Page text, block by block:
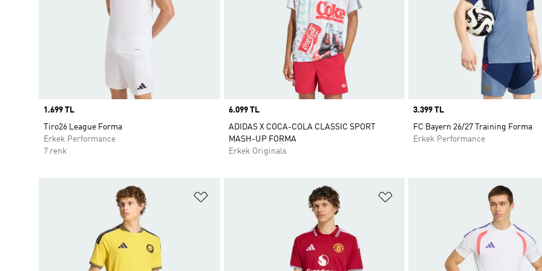
Price
1.699 TL
Tiro26 League Forma
Erkek Performance
7 renk
Price
6.099 TL
ADIDAS X COCA-COLA CLASSIC SPORT
MASH-UP FORMA
Erkek Originals
Price
3.399 TL
FC Bayern 26/27 Training Forma
Erkek Performance